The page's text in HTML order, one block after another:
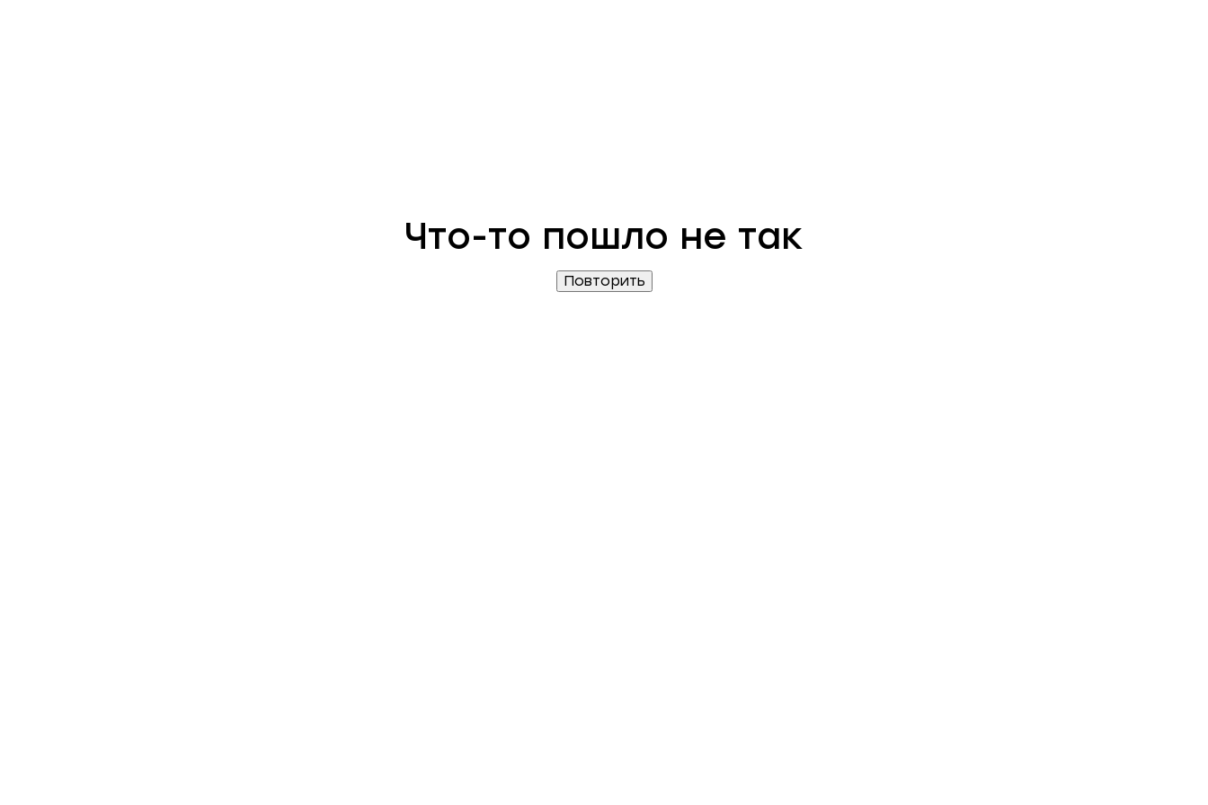
Что-то пошло не так
Повторить